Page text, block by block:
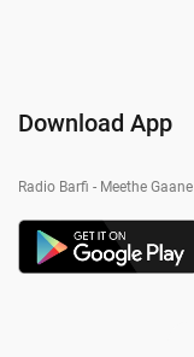
Download App
Radio Barfi - Meethe Gaane